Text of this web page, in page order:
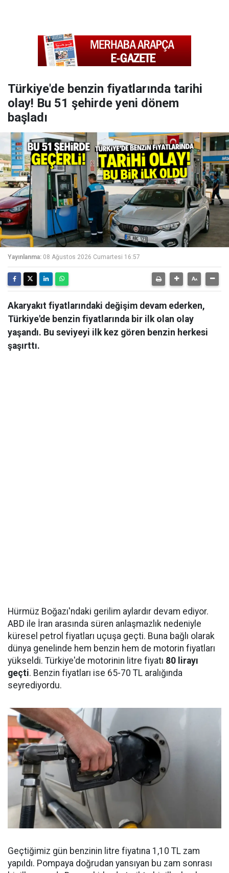
Türkiye'de benzin fiyatlarında tarihi
olay! Bu 51 şehirde yeni dönem
başladı
Yayınlanma: 08 Ağustos 2026 Cumartesi 16:57
Akaryakıt fiyatlarındaki değişim devam ederken,
Türkiye'de benzin fiyatlarında bir ilk olan olay
yaşandı. Bu seviyeyi ilk kez gören benzin herkesi
şaşırttı.
Hürmüz Boğazı'ndaki gerilim aylardır devam ediyor.
ABD ile İran arasında süren anlaşmazlık nedeniyle
küresel petrol fiyatları uçuşa geçti. Buna bağlı olarak
dünya genelinde hem benzin hem de motorin fiyatları
yükseldi. Türkiye'de motorinin litre fiyatı 80 lirayı
geçti. Benzin fiyatları ise 65-70 TL aralığında
seyrediyordu.
Geçtiğimiz gün benzinin litre fiyatına 1,10 TL zam
yapıldı. Pompaya doğrudan yansıyan bu zam sonrası